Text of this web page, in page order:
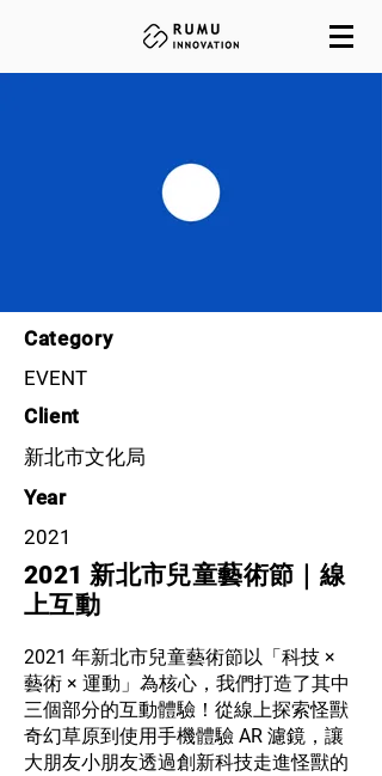
Category
EVENT
Client
新北市文化局
Year
2021
2021 新北市兒童藝術節｜線
上互動
2021 年新北市兒童藝術節以「科技 ×
藝術 × 運動」為核心，我們打造了其中
三個部分的互動體驗！從線上探索怪獸
奇幻草原到使用手機體驗 AR 濾鏡，讓
大朋友小朋友透過創新科技走進怪獸的